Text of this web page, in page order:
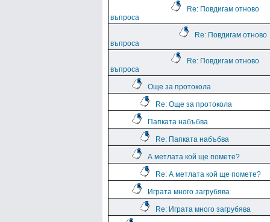
Re: Повдигам отново
въпроса
Re: Повдигам отново
въпроса
Re: Повдигам отново
въпроса
Още за протокола
Re: Още за протокола
Папката набъбва
Re: Папката набъбва
А метлата кой ще помете?
Re: А метлата кой ще помете?
Играта много загрубява
Re: Играта много загрубява